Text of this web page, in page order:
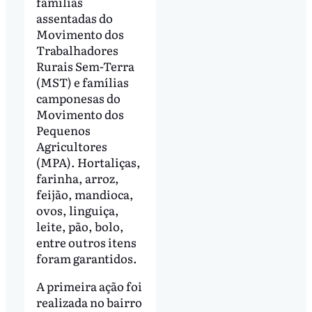
assentadas do
Movimento dos
Trabalhadores
Rurais Sem-Terra
(MST) e famílias
camponesas do
Movimento dos
Pequenos
Agricultores
(MPA). Hortaliças,
farinha, arroz,
feijão, mandioca,
ovos, linguiça,
leite, pão, bolo,
entre outros itens
foram garantidos.
A primeira ação foi
realizada no bairro